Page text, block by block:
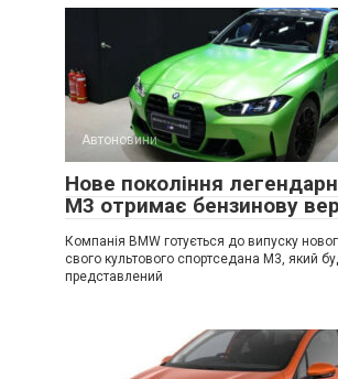
Автоновини
Нове покоління
M3 отримає бензинову
Компанія BMW готується до випуску
свого культового спортседана M3, який
представлений